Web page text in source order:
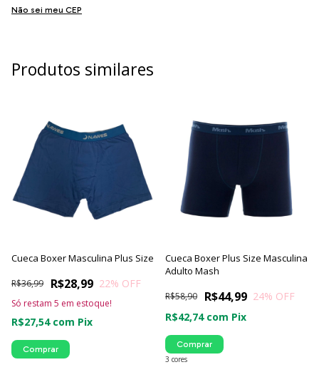
Não sei meu CEP
Produtos similares
Cueca Boxer Masculina Plus Size
R$28,99
R$36,99 22% OFF
R$27,54 com Pix
Só restam 5 em estoque!
Comprar
Cueca Boxer Plus Size Masculina
Adulto Mash
R$44,99
R$58,90 24% OFF
R$42,74 com Pix
3 cores
Comprar